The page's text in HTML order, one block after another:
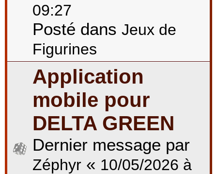
09:27
Posté dans Jeux de
Figurines
Application
mobile pour
DELTA GREEN
Dernier message par
Zéphyr « 10/05/2026 à